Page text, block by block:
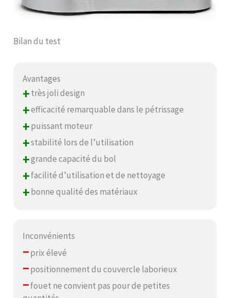
Bilan du test
Avantages
+très joli design
+efficacité remarquable dans le pétrissage
+puissant moteur
+stabilité lors de l’utilisation
+grande capacité du bol
+facilité d’utilisation et de nettoyage
+bonne qualité des matériaux
Inconvénients
–prix élevé
–positionnement du couvercle laborieux
–fouet ne convient pas pour de petites